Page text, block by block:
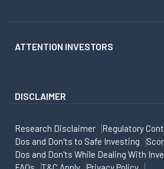
ATTENTION INVESTORS
DISCLAIMER
Research Disclaimer
Regulatory
Dos and Don'ts to Safe Investing
Dos and Don'ts While Dealing With